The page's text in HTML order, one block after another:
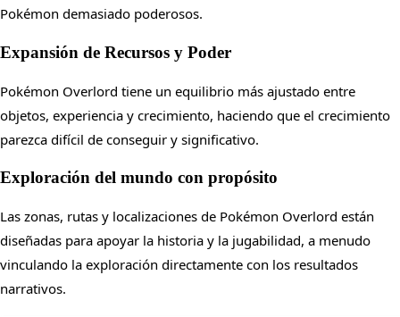
Pokémon demasiado poderosos.
Expansión de Recursos y Poder
Pokémon Overlord tiene un equilibrio más ajustado entre
objetos, experiencia y crecimiento, haciendo que el crecimiento
parezca difícil de conseguir y significativo.
Exploración del mundo con propósito
Las zonas, rutas y localizaciones de Pokémon Overlord están
diseñadas para apoyar la historia y la jugabilidad, a menudo
vinculando la exploración directamente con los resultados
narrativos.